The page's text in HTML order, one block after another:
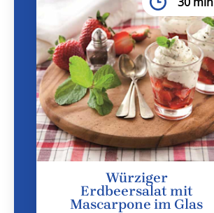
Würziger
Erdbeersalat mit
Mascarpone im Glas